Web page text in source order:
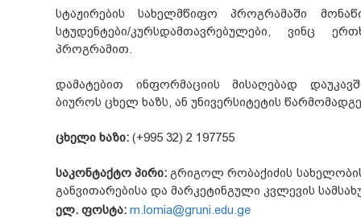
სტაჟირების სახელმწიფო პროგრამაში
სტუდენტები/კურსდამთავრებულები, ვინც
პროგრამით.
დამატებით ინფორმაციის მისაღებად
ბიუროს ცხელ ხაზს, ან უნივერსიტეტის
ცხელი ხაზი:(+995 32) 2 197755
საკონტაქტო პირი:გრიგოლ რობაქიძის
განვითარებისა და მარკეტინგული კვლევის
ელ. ფოსტა: m.lomia@gruni.edu.ge